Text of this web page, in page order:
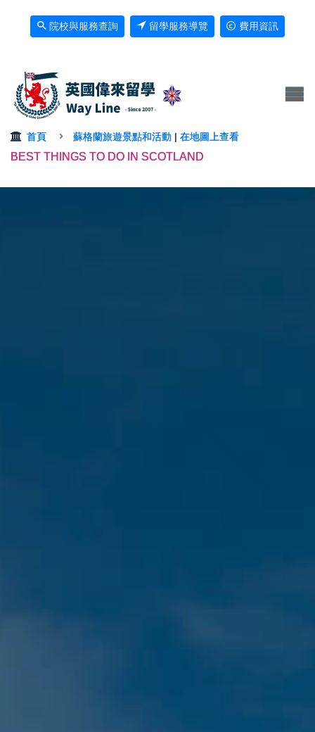
院校與服務查詢 留學服務導覽 費用資訊
首頁 蘇格蘭旅遊景點和活動 | 在地圖上查看
BEST THINGS TO DO IN SCOTLAND